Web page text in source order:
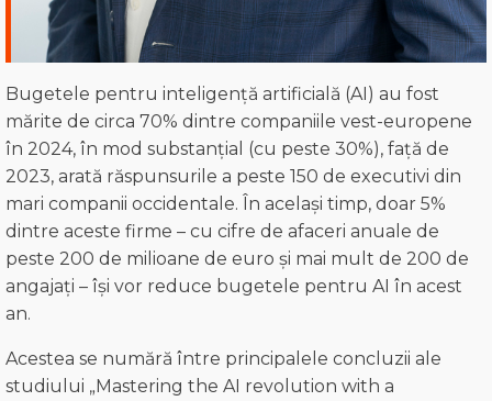
Bugetele pentru inteligență artificială (AI) au fost
mărite de circa 70% dintre companiile vest-europene
în 2024, în mod substanțial (cu peste 30%), față de
2023, arată răspunsurile a peste 150 de executivi din
mari companii occidentale. În același timp, doar 5%
dintre aceste firme – cu cifre de afaceri anuale de
peste 200 de milioane de euro și mai mult de 200 de
angajați – își vor reduce bugetele pentru AI în acest
an.
Acestea se numără între principalele concluzii ale
studiului „Mastering the AI revolution with a